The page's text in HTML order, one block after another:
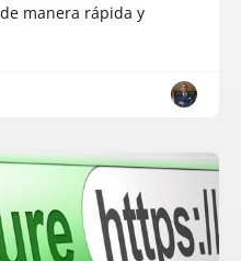
manera rápida y